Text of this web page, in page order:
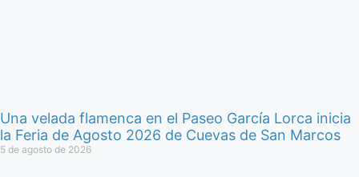
Una velada flamenca en el Paseo García Lorca inicia
la Feria de Agosto 2026 de Cuevas de San Marcos
5 de agosto de 2026